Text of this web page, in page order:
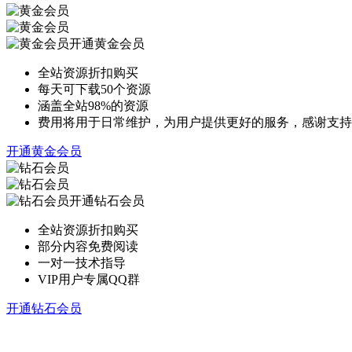
开通黄金会员
全站资源折扣购买
每天可下载50个资源
涵盖全站98%的资源
费用将用于日常维护，为用户提供更好的服务，感谢支持
开通黄金会员
开通钻石会员
全站资源折扣购买
部分内容免费阅读
一对一技术指导
VIP用户专属QQ群
开通钻石会员